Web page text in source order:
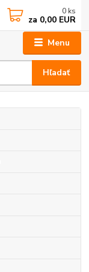
Menu
Hľadať
0 ks
za 0,00 EUR